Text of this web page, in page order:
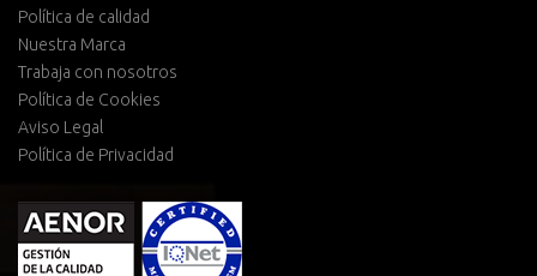
Política de calidad
Nuestra Marca
Trabaja con nosotros
Política de Cookies
Aviso Legal
Política de Privacidad